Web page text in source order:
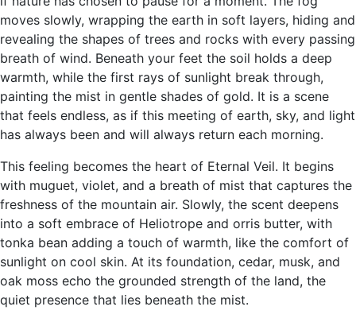
moves slowly, wrapping the earth in soft layers, hiding and
revealing the shapes of trees and rocks with every passing
breath of wind. Beneath your feet the soil holds a deep
warmth, while the first rays of sunlight break through,
painting the mist in gentle shades of gold. It is a scene
that feels endless, as if this meeting of earth, sky, and light
has always been and will always return each morning.
This feeling becomes the heart of Eternal Veil. It begins
with muguet, violet, and a breath of mist that captures the
freshness of the mountain air. Slowly, the scent deepens
into a soft embrace of Heliotrope and orris butter, with
tonka bean adding a touch of warmth, like the comfort of
sunlight on cool skin. At its foundation, cedar, musk, and
oak moss echo the grounded strength of the land, the
quiet presence that lies beneath the mist.